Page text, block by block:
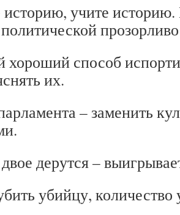
учите историю.
способ
их.
– заменить
дерутся –
убийцу, количество